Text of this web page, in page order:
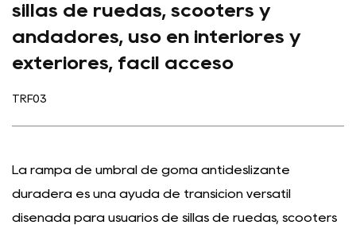
sillas de ruedas, scooters y
andadores, uso en interiores y
exteriores, fácil acceso
TRF03
La rampa de umbral de goma antideslizante
duradera es una ayuda de transición versátil
diseñada para usuarios de sillas de ruedas, scooters